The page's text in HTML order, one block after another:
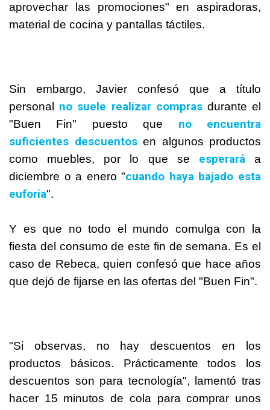
aprovechar las promociones" en aspiradoras,
material de cocina y pantallas táctiles.
Sin embargo, Javier confesó que a título
personal no suele realizar comprasdurante el
"Buen Fin" puesto que no encuentra
suficientes descuentosen algunos productos
como muebles, por lo que se esperará a
diciembre o a enero "cuando haya bajado esta
euforia".
Y es que no todo el mundo comulga con la
fiesta del consumo de este fin de semana. Es el
caso de Rebeca, quien confesó que hace años
que dejó de fijarse en las ofertas del "Buen Fin".
"Si observas, no hay descuentos en los
productos básicos. Prácticamente todos los
descuentos son para tecnología", lamentó tras
hacer 15 minutos de cola para comprar unos